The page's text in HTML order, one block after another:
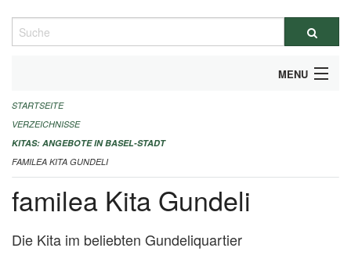
Suche
MENU
ALLGEMEINE INFORMATIONEN
IMPRESSUM
STARTSEITE
VERZEICHNISSE
KITAS: ANGEBOTE IN BASEL-STADT
FAMILEA KITA GUNDELI
familea Kita Gundeli
Die Kita im beliebten Gundeliquartier